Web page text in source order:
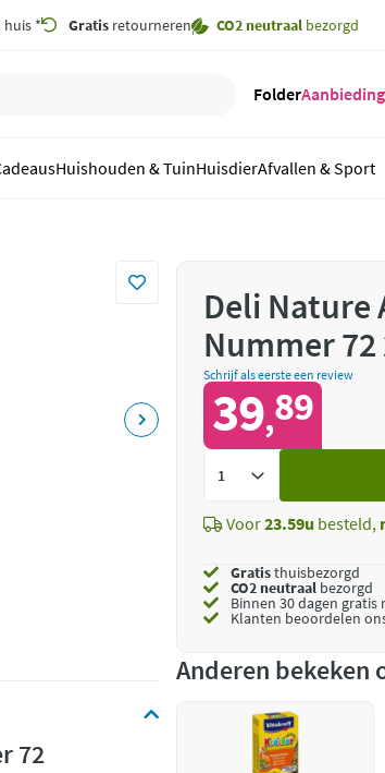
* Gratis retourneren CO2 neutraal bezorgd
Folder
Huishouden & TuinHuisdierAfvallen & Sport
72
Deli Nature
Nummer 72
Schrijf als eerste een review
39,89
Voor23.59u besteld,
Gratisthuisbezorgd
CO2 neutraal bezorgd
Binnen 30 dagen
Klanten beoordelen
Anderen bekeken